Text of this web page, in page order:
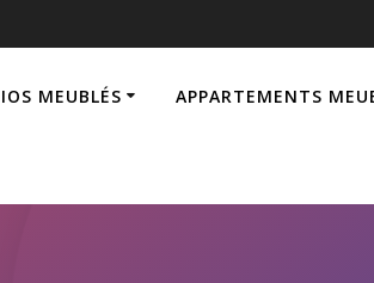
MEUBLÉS APPARTEMENTS